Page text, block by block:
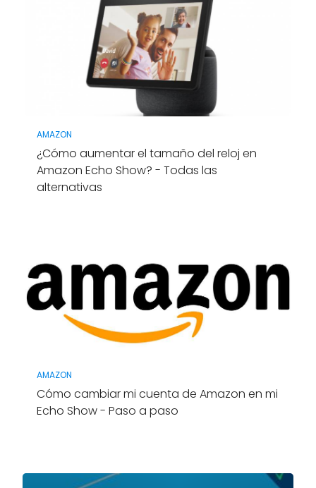
AMAZON
¿Cómo aumentar el tamaño del reloj en
Amazon Echo Show? - Todas las
alternativas
AMAZON
Cómo cambiar mi cuenta de Amazon en mi
Echo Show - Paso a paso